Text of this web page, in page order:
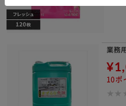
業務
10ポ